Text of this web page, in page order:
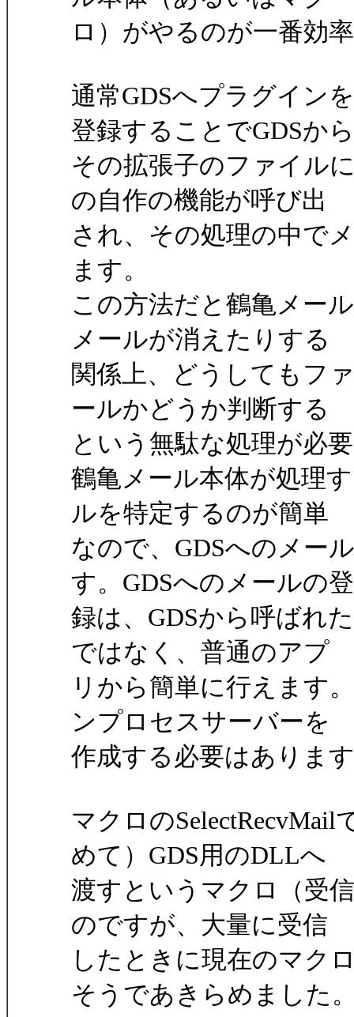
ロ）がやるのが一番効
通常GDSへプラグイン
登録することでGDSから
その拡張子のファイル
の自作の機能が呼び出
され、その処理の中で
ます。
この方法だと鶴亀メー
メールが消えたりする
関係上、どうしてもフ
ールかどうか判断する
という無駄な処理が必
鶴亀メール本体が処理
ルを特定するのが簡単
なので、GDSへのメー
す。GDSへのメールの登
録は、GDSから呼ばれ
ではなく、普通のアプ
リから簡単に行えます
ンプロセスサーバーを
作成する必要はありま
マクロの
めて）GDS用のDLLへ
渡すというマクロ（受
のですが、大量に受信
したときに現在のマク
そうであきらめました